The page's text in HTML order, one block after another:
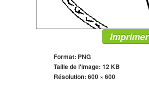
Imprimer
Format: PNG
Taille de l'image: 12 KB
Résolution: 600 × 600